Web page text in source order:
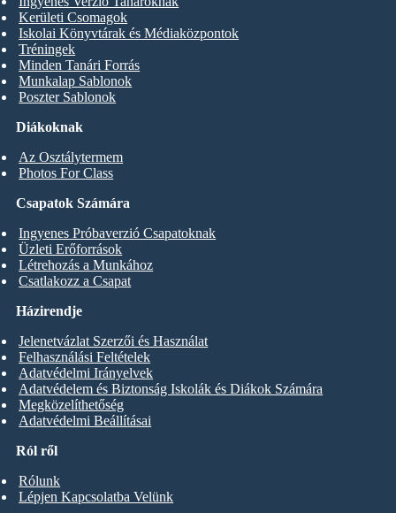
Diákoknak
Az Osztálytermem
Photos For Class
Kerületi Csomagok
Iskolai Könyvtárak és Médiaközpontok
Tréningek
Minden Tanári Forrás
Munkalap Sablonok
Poszter Sablonok
Csapatok Számára
Ingyenes Próbaverzió Csapatoknak
Üzleti Erőforrások
Létrehozás a Munkához
Csatlakozz a Csapat
Ról ről
Rólunk
Lépjen Kapcsolatba Velünk
Házirendje
Jelenetvázlat Szerzői és Használat
Felhasználási Feltételek
Adatvédelmi Irányelvek
Adatvédelem és Biztonság Iskolák és Diákok Számára
Megközelíthetőség
Adatvédelmi Beállításai